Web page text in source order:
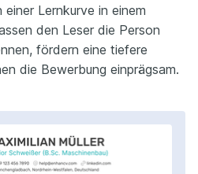
Lernkurve in einem
den Leser die Person
fördern eine tiefere
die Bewerbung einprägsam.